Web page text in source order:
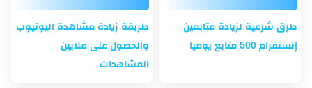
طرق شرعية لزيادة متابعين
إنستقرام 500 متابع يوميا
طريقة زيادة مشاهدة اليوتيوب
والحصول على ملايين
المشاهدات